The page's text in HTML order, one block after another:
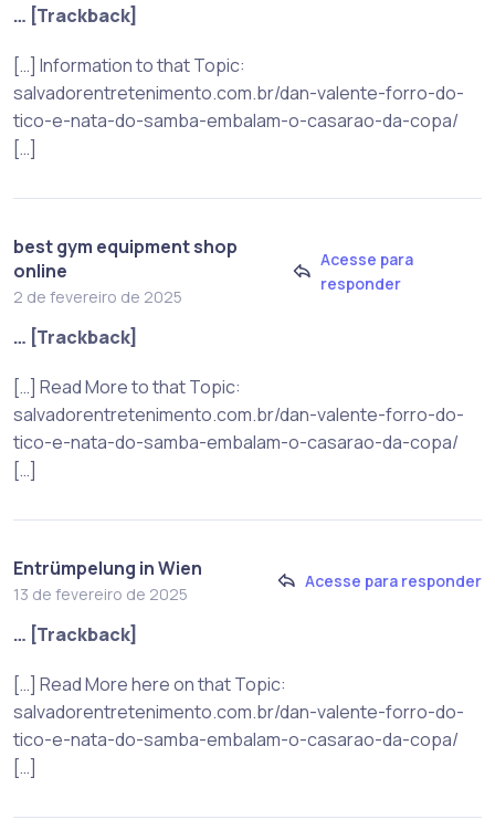
… [Trackback]
[…] Information to that Topic:
salvadorentretenimento.com.br/dan-valente-forro-do-
tico-e-nata-do-samba-embalam-o-casarao-da-copa/
[…]
best gym equipment shop
online
2 de fevereiro de 2025
Acesse para
responder
… [Trackback]
[…] Read More to that Topic:
salvadorentretenimento.com.br/dan-valente-forro-do-
tico-e-nata-do-samba-embalam-o-casarao-da-copa/
[…]
Entrümpelung in Wien
13 de fevereiro de 2025
Acesse para responder
… [Trackback]
[…] Read More here on that Topic:
salvadorentretenimento.com.br/dan-valente-forro-do-
tico-e-nata-do-samba-embalam-o-casarao-da-copa/
[…]